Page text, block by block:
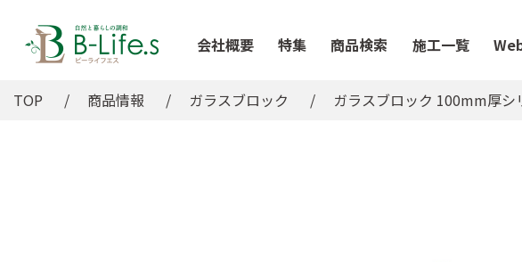
会社概要 特集 商品検索 施工一覧
TOP 商品情報 ガラスブロック ガラスブロック 100mm厚シ